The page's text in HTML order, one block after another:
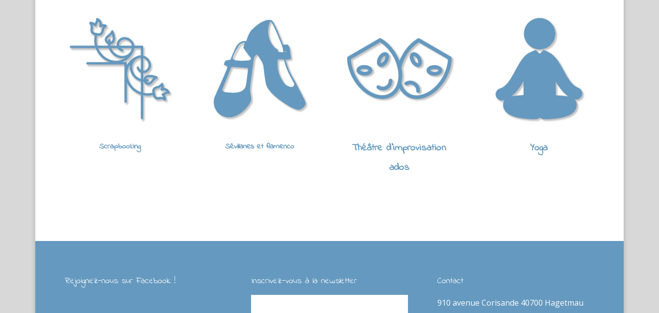
Scrapbooking Sévillanes et flamenco
Théâtre d'improvisation
ados
Yoga
Rejoignez-nous sur Facebook ! Inscrivez-vous à la newsletter Contact
910 avenue Corisande 40700 Hagetmau